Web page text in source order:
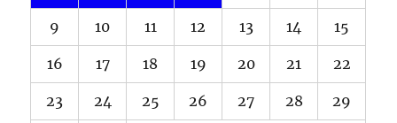
9 10 11 12 13 14 15
16 17 18 19 20 21 22
23 24 25 26 27 28 29